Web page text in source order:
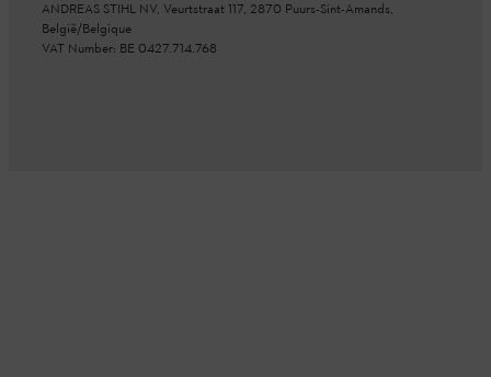
ANDREAS STIHL NV, Veurtstraat 117, 2870 Puurs-Sint-Amands,
België/Belgique
VAT Number: BE 0427.714.768